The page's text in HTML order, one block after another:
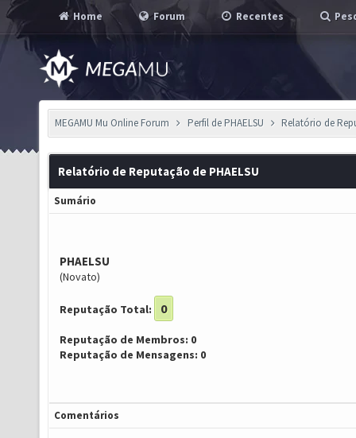
Home Forum Recentes
MEGAMU Mu Online Forum Perfil de PHAELSU Relatório de
Relatório de Reputação de PHAELSU
Sumário
PHAELSU
(Novato)
Reputação Total: 0
Reputação de Membros: 0
Reputação de Mensagens: 0
Comentários